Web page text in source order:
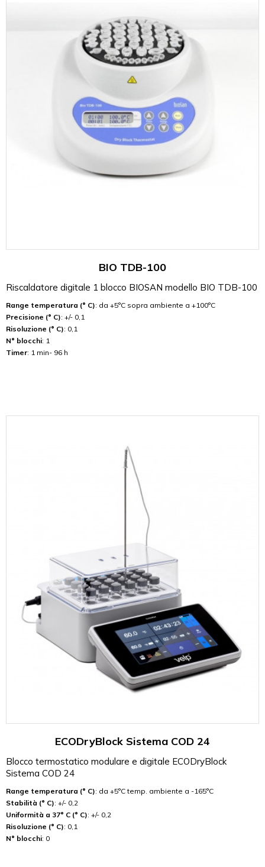
BIO TDB-100
Riscaldatore digitale 1 blocco BIOSAN modello BIO TDB-100
Range temperatura (° C): da +5°C sopra ambiente a +100°C
Precisione (° C): +/- 0,1
Risoluzione (° C): 0,1
N° blocchi: 1
Timer: 1 min- 96 h
ECODryBlock Sistema COD 24
Blocco termostatico modulare e digitale ECODryBlock
Sistema COD 24
Range temperatura (° C): da +5°C temp. ambiente a -165°C
Stabilità (° C): +/- 0,2
Uniformità a 37° C (° C): +/- 0,2
Risoluzione (° C): 0,1
N° blocchi: 0